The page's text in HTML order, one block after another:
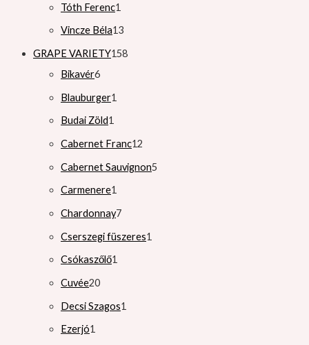
Tóth Ferenc1
Vincze Béla13
GRAPE VARIETY158
Bikavér6
Blauburger1
Budai Zöld1
Cabernet Franc12
Cabernet Sauvignon5
Carmenere1
Chardonnay7
Cserszegi füszeres1
Csókaszőlő1
Cuvée20
Decsi Szagos1
Ezerjó1